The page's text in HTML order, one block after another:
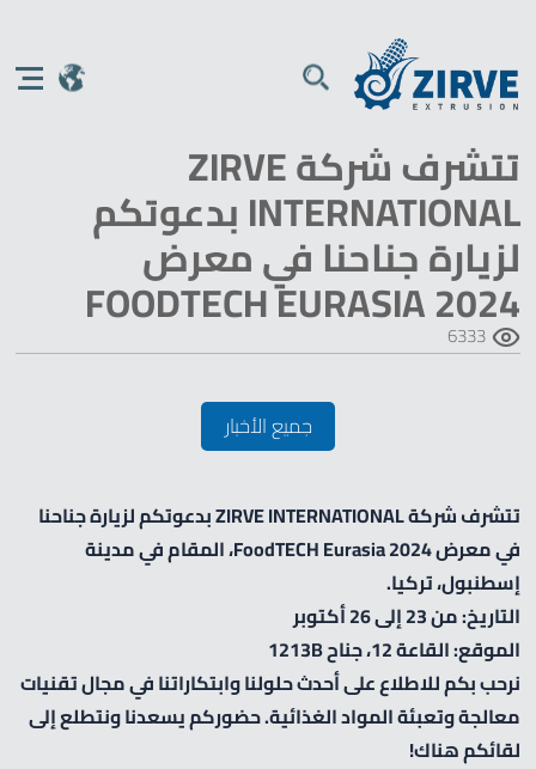
تتشرف شركة ZIRVE
INTERNATIONAL بدعوتكم
لزيارة جناحنا في معرض
FOODTECH EURASIA 2024
6333
جميع الأخبار
تتشرف شركة ZIRVE INTERNATIONAL بدعوتكم لزيارة جناحنا
في معرضFoodTECH Eurasia 2024، المقام في مدينة
إسطنبول، تركيا.
التاريخ: من 23 إلى 26 أكتوبر
الموقع: القاعة 12، جناح 1213B
نرحب بكم للاطلاع على أحدث حلولنا وابتكاراتنا في مجال تقنيات
معالجة وتعبئة المواد الغذائية. حضوركم يسعدنا ونتطلع إلى
لقائكم هناك!